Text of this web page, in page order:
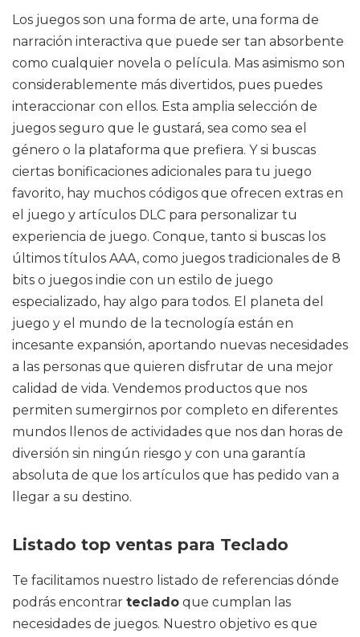
Los juegos son una forma de arte, una forma de
narración interactiva que puede ser tan absorbente
como cualquier novela o película. Mas asimismo son
considerablemente más divertidos, pues puedes
interaccionar con ellos. Esta amplia selección de
juegos seguro que le gustará, sea como sea el
género o la plataforma que prefiera. Y si buscas
ciertas bonificaciones adicionales para tu juego
favorito, hay muchos códigos que ofrecen extras en
el juego y artículos DLC para personalizar tu
experiencia de juego. Conque, tanto si buscas los
últimos títulos AAA, como juegos tradicionales de 8
bits o juegos indie con un estilo de juego
especializado, hay algo para todos. El planeta del
juego y el mundo de la tecnología están en
incesante expansión, aportando nuevas necesidades
a las personas que quieren disfrutar de una mejor
calidad de vida. Vendemos productos que nos
permiten sumergirnos por completo en diferentes
mundos llenos de actividades que nos dan horas de
diversión sin ningún riesgo y con una garantía
absoluta de que los artículos que has pedido van a
llegar a su destino.
Listado top ventas para Teclado
Te facilitamos nuestro listado de referencias dónde
podrás encontrar teclado que cumplan las
necesidades de juegos. Nuestro objetivo es que